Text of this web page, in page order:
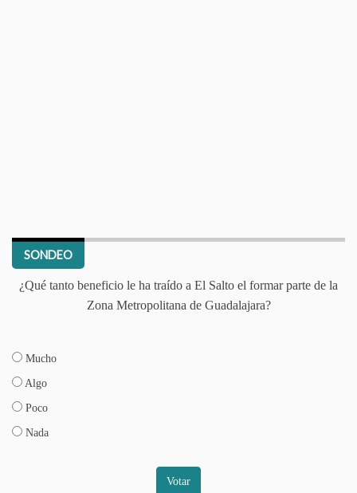
SONDEO
¿Qué tanto beneficio le ha traído a El Salto el formar parte de la
Zona Metropolitana de Guadalajara?
Mucho
Algo
Poco
Nada
Votar